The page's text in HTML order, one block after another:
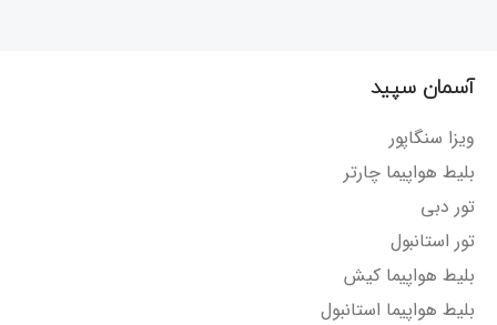
آسمان سپید
ویزا سنگاپور
بلیط هواپیما چارتر
تور دبی
تور استانبول
بلیط هواپیما کیش
بلیط هواپیما استانبول